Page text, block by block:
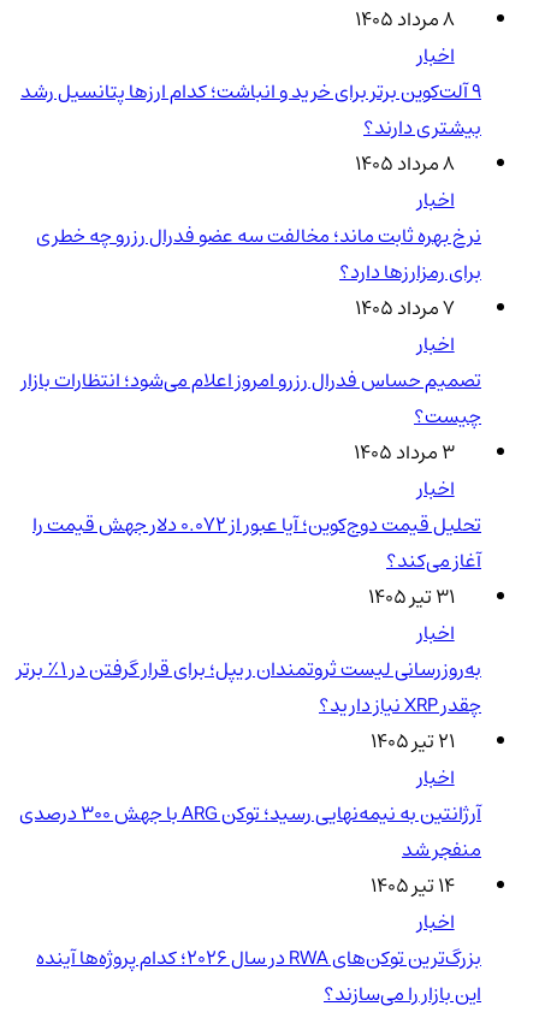
۸ مرداد ۱۴۰۵
اخبار
۹ آلت‌کوین برتر برای خرید و انباشت؛ کدام ارزها پتانسیل رشد
بیشتری دارند؟
۸ مرداد ۱۴۰۵
اخبار
نرخ بهره ثابت ماند؛ مخالفت سه عضو فدرال رزرو چه خطری
برای رمزارزها دارد؟
۷ مرداد ۱۴۰۵
اخبار
تصمیم حساس فدرال رزرو امروز اعلام می‌شود؛ انتظارات بازار
چیست؟
۳ مرداد ۱۴۰۵
اخبار
تحلیل قیمت دوج‌کوین؛ آیا عبور از ۰.۰۷۲ دلار جهش قیمت را
آغاز می‌کند؟
۳۱ تیر ۱۴۰۵
اخبار
به‌روزرسانی لیست ثروتمندان ریپل؛ برای قرار گرفتن در ۱٪ برتر
چقدر XRP نیاز دارید؟
۲۱ تیر ۱۴۰۵
اخبار
آرژانتین به نیمه‌نهایی رسید؛ توکن ARG با جهش ۳۰۰ درصدی
منفجر شد
۱۴ تیر ۱۴۰۵
اخبار
بزرگ‌ترین توکن‌های RWA در سال ۲۰۲۶؛ کدام پروژه‌ها آینده
این بازار را می‌سازند؟